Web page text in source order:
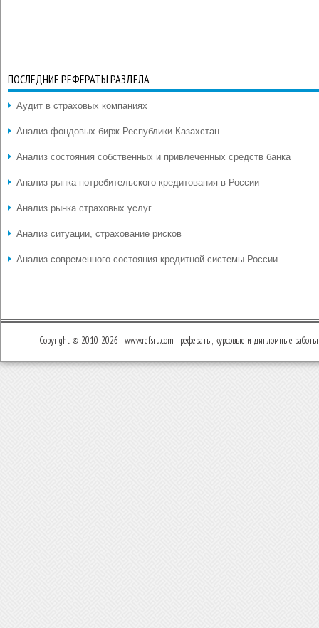
ПОСЛЕДНИЕ РЕФЕРАТЫ РАЗДЕЛА
Аудит в страховых компаниях
Анализ фондовых бирж Республики Казахстан
Анализ состояния собственных и привлеченных средств банка
Анализ рынка потребительского кредитования в России
Анализ рынка страховых услуг
Анализ ситуации, страхование рисков
Анализ современного состояния кредитной системы России
Copyright © 2010-2026 - www.refsru.com - рефераты, курсовые и дипломные работы